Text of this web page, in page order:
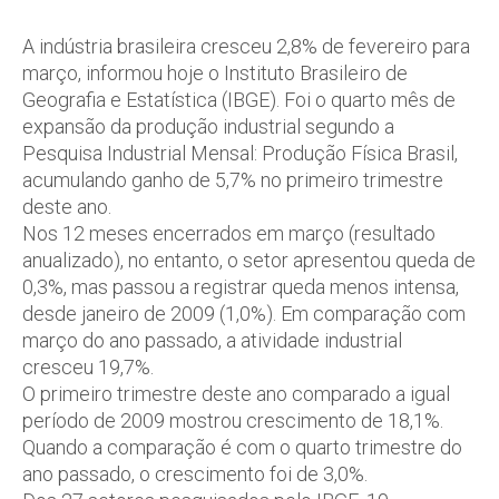
A indústria brasileira cresceu 2,8% de fevereiro para
março, informou hoje o Instituto Brasileiro de
Geografia e Estatística (IBGE). Foi o quarto mês de
expansão da produção industrial segundo a
Pesquisa Industrial Mensal: Produção Física Brasil,
acumulando ganho de 5,7% no primeiro trimestre
deste ano.
Nos 12 meses encerrados em março (resultado
anualizado), no entanto, o setor apresentou queda de
0,3%, mas passou a registrar queda menos intensa,
desde janeiro de 2009 (1,0%). Em comparação com
março do ano passado, a atividade industrial
cresceu 19,7%.
O primeiro trimestre deste ano comparado a igual
período de 2009 mostrou crescimento de 18,1%.
Quando a comparação é com o quarto trimestre do
ano passado, o crescimento foi de 3,0%.